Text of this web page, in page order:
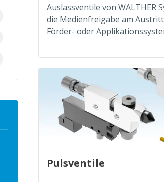
Auslassventile von WALTHER
die Medienfreigabe am
Förder- oder
Pulsventile